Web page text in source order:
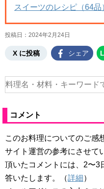
スイーツのレシピ（64品
投稿日： 2024年2月24日
X に投稿 シェア
コメント
このお料理についてのご感
サイト運営の参考にさせて
頂いたコメントには、2〜3
答いたします。（詳細）